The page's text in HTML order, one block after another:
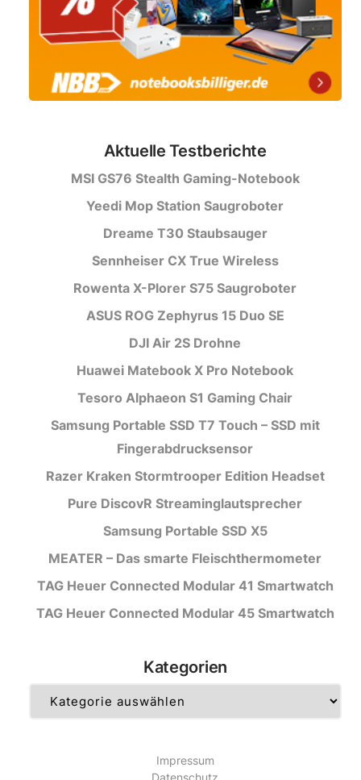
Aktuelle Testberichte
MSI GS76 Stealth Gaming-Notebook
Yeedi Mop Station Saugroboter
Dreame T30 Staubsauger
Sennheiser CX True Wireless
Rowenta X-Plorer S75 Saugroboter
ASUS ROG Zephyrus 15 Duo SE
DJI Air 2S Drohne
Huawei Matebook X Pro Notebook
Tesoro Alphaeon S1 Gaming Chair
Samsung Portable SSD T7 Touch – SSD mit
Fingerabdrucksensor
Razer Kraken Stormtrooper Edition Headset
Pure DiscovR Streaminglautsprecher
Samsung Portable SSD X5
MEATER – Das smarte Fleischthermometer
TAG Heuer Connected Modular 41 Smartwatch
TAG Heuer Connected Modular 45 Smartwatch
Kategorien
Impressum
Datenschutz